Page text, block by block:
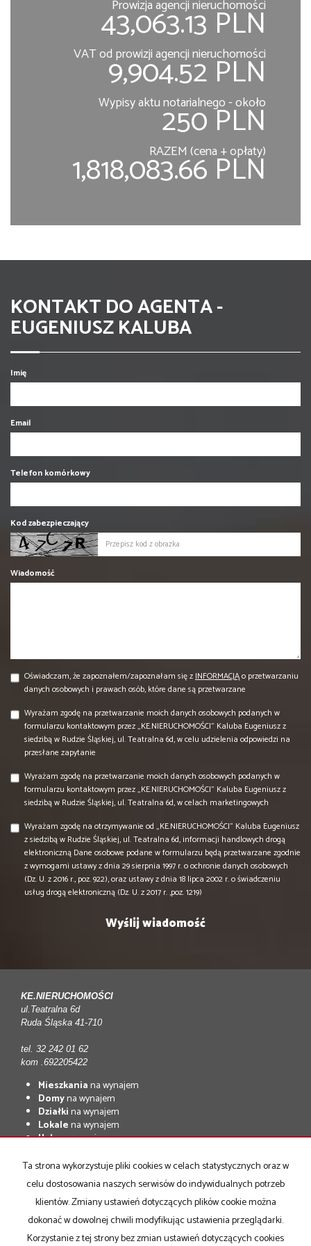
Prowizja agencji nieruchomości
43,063.13 PLN
VAT od prowizji agencji nieruchomości
9,904.52 PLN
Wypisy aktu notarialnego - około
250 PLN
RAZEM (cena + opłaty)
1,818,083.66 PLN
KONTAKT DO AGENTA -
EUGENIUSZ KALUBA
Imię
Email
Telefon komórkowy
Kod zabezpieczający
Wiadomość
Oświadczam, że zapoznałem/zapoznałam się zINFORMACJĄo przetwarzaniu
danych osobowych i prawach osób, które dane są przetwarzane
Wyrażam zgodę na przetwarzanie moich danych osobowych podanych w
formularzu kontaktowym przez „KE.NIERUCHOMOŚCI” Kaluba Eugeniusz z
siedzibą w Rudzie Śląskiej, ul. Teatralna 6d, w celu udzielenia odpowiedzi na
przesłane zapytanie
Wyrażam zgodę na przetwarzanie moich danych osobowych podanych w
formularzu kontaktowym przez „KE.NIERUCHOMOŚCI” Kaluba Eugeniusz z
siedzibą w Rudzie Śląskiej, ul. Teatralna 6d, w celach marketingowych
Wyrażam zgodę na otrzymywanie od „KE.NIERUCHOMOŚCI” Kaluba Eugeniusz
z siedzibą w Rudzie Śląskiej, ul. Teatralna 6d, informacji handlowych drogą
elektroniczną Dane osobowe podane w formularzu będą przetwarzane zgodnie
z wymogami ustawy z dnia 29 sierpnia 1997 r. o ochronie danych osobowych
(Dz. U. z 2016 r., poz. 922), oraz ustawy z dnia 18 lipca 2002 r. o świadczeniu
usług drogą elektroniczną (Dz. U. z 2017 r. ,poz. 1219)
KE.NIERUCHOMOŚCI
ul.Teatralna 6d
Ruda Śląska 41-710
tel. 32 242 01 62
kom .692205422
Mieszkaniana wynajem
Domyna wynajem
Działkina wynajem
Lokalena wynajem
Halena wynajem
Mieszkania
na sprzedaż
Domyna sprzedaż
Działkina sprzedaż
Lokalena sprzedaż
Halena sprzedaż
Obiektyna sprzedaż
Ta strona wykorzystuje pliki cookies w celach statystycznych oraz w
celu dostosowania naszych serwisów do indywidualnych potrzeb
klientów. Zmiany ustawień dotyczących plików cookie można
dokonać w dowolnej chwili modyfikując ustawienia przeglądarki.
Korzystanie z tej strony bez zmian ustawień dotyczących cookies